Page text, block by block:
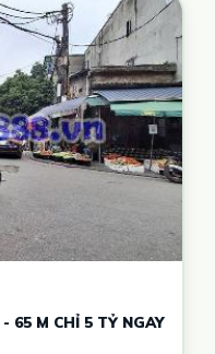
65 M CHỈ 5 TỶ NGAY